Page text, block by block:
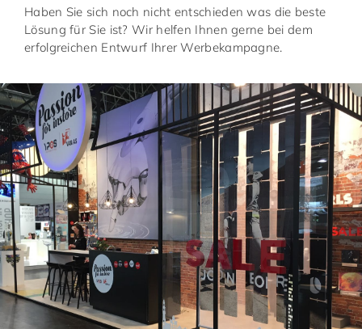
Haben Sie sich noch nicht entschieden was die beste
Lösung für Sie ist? Wir helfen Ihnen gerne bei dem
erfolgreichen Entwurf Ihrer Werbekampagne.